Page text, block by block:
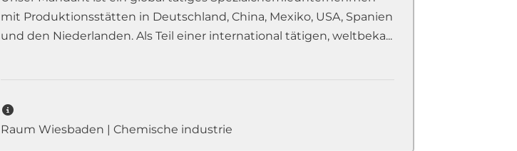
mit Produktionsstätten in Deutschland, China, Mexiko, USA, Spanien
und den Niederlanden. Als Teil einer international tätigen, weltbeka...
Raum Wiesbaden | Chemische industrie